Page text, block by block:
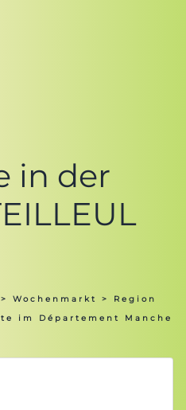
in der
> Wochenmarkt > Region
im Département Manche